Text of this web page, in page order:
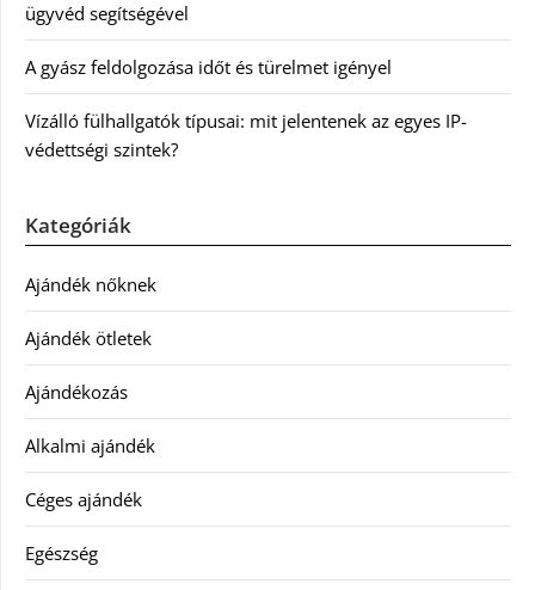
ügyvéd segítségével
A gyász feldolgozása időt és türelmet igényel
Vízálló fülhallgatók típusai: mit jelentenek az egyes IP-
védettségi szintek?
Kategóriák
Ajándék nőknek
Ajándék ötletek
Ajándékozás
Alkalmi ajándék
Céges ajándék
Egészség